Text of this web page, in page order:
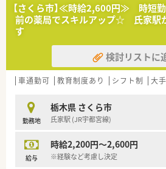
【さくら市】≪時給2,600円≫ 時短
前の薬局でスキルアップ☆ 氏家駅
す
検討リストに
車通勤可 教育制度あり シフト制 大
勤務地
栃木県 さくら市
氏家駅 (JR宇都宮線)
給与
時給2,200円～2,600円
※経験など考慮し決定